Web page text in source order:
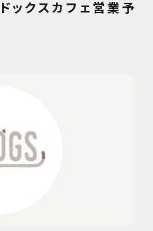
ックスカフェ営業予